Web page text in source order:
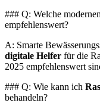
### Q: Welche
empfehlenswert?
A: Smarte
digitale Helfer für die
2025 empfehlenswert
### Q: Wie kann ich
behandeln?